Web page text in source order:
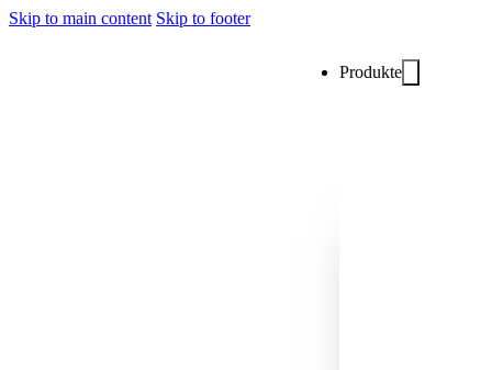
Skip to main content Skip to footer
Produkte